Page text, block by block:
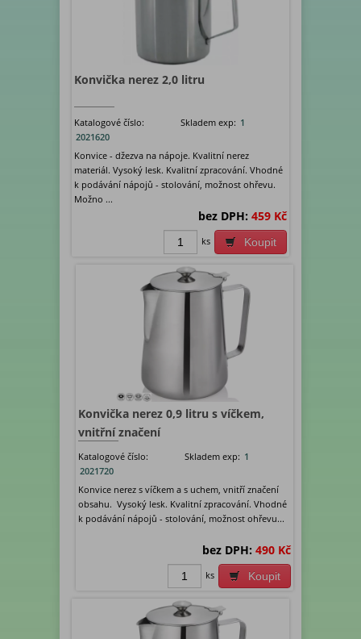
Konvička nerez 2,0 litru
Katalogové číslo:
2021620
Skladem exp: 1
Konvice - džezva na nápoje. Kvalitní nerez
materiál. Vysoký lesk. Kvalitní zpracování. Vhodné
k podávání nápojů - stolování, možnost ohřevu.
Možno ...
bez DPH: 459 Kč
Koupit
ks
Konvička nerez 0,9 litru s víčkem,
vnitřní značení
Katalogové číslo:
2021720
Skladem exp: 1
Konvice nerez s víčkem a s uchem, vnitří značení
obsahu. Vysoký lesk. Kvalitní zpracování. Vhodné
k podávání nápojů - stolování, možnost ohřevu...
bez DPH: 490 Kč
Koupit
ks